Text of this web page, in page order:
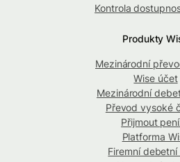
Kontrola
Produkty
Mezinárodní
Wise účet
Mezinárodní
Převod vysoké
Přijmout
Platforma
Firemní